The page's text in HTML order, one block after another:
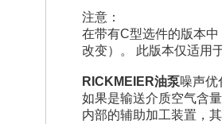
注意：
在带有C型选件的版本
改变）。 此版本仅适用
RICKMEIER油泵噪声优
如果是输送介质空气含
内部的辅助加工装置，